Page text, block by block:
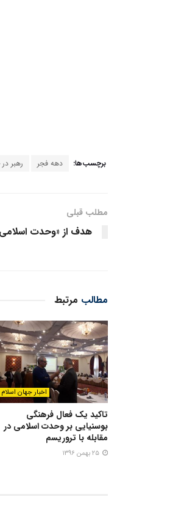
برچسب‌ها: دهه فجر رهبر
مطلب قبلی
هدف از «وحدت
مرتبط مطالب
اخبار جهان اسلام
تاکید یک فعال فرهنگی
بوسنیایی بر وحدت اسلامی در
مقابله با تروریسم